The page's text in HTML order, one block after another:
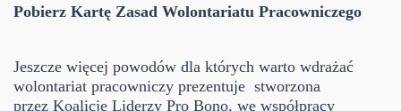
Pobierz Kartę Zasad Wolontariatu Pracowniczego
Jeszcze więcej powodów dla których warto wdrażać
wolontariat pracowniczy prezentuje stworzona
przez Koalicję Liderzy Pro Bono, we współpracy